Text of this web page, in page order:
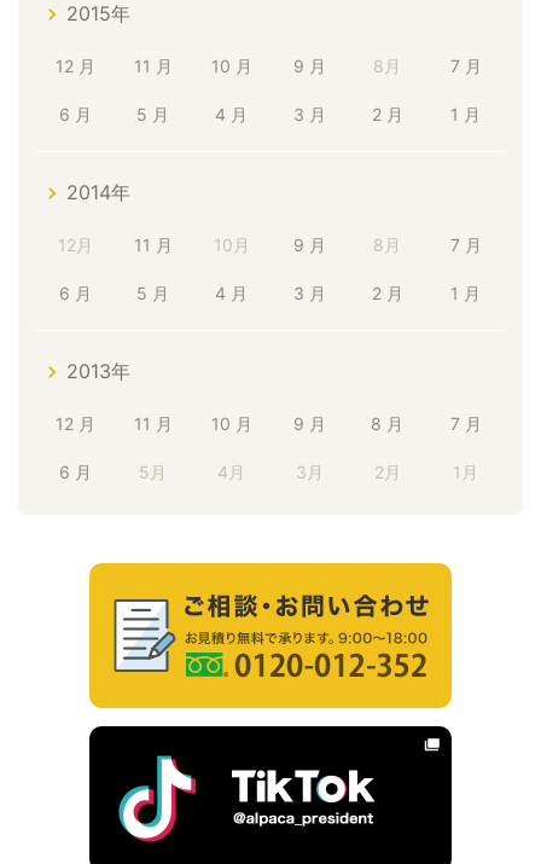
2015年
12 月 11 月 10 月 9 月 8月 7 月
6 月 5 月 4 月 3 月 2 月 1 月
2014年
12月 11 月 10月 9 月 8月 7 月
6 月 5 月 4 月 3 月 2 月 1 月
2013年
12 月 11 月 10 月 9 月 8 月 7 月
6 月 5月 4月 3月 2月 1月